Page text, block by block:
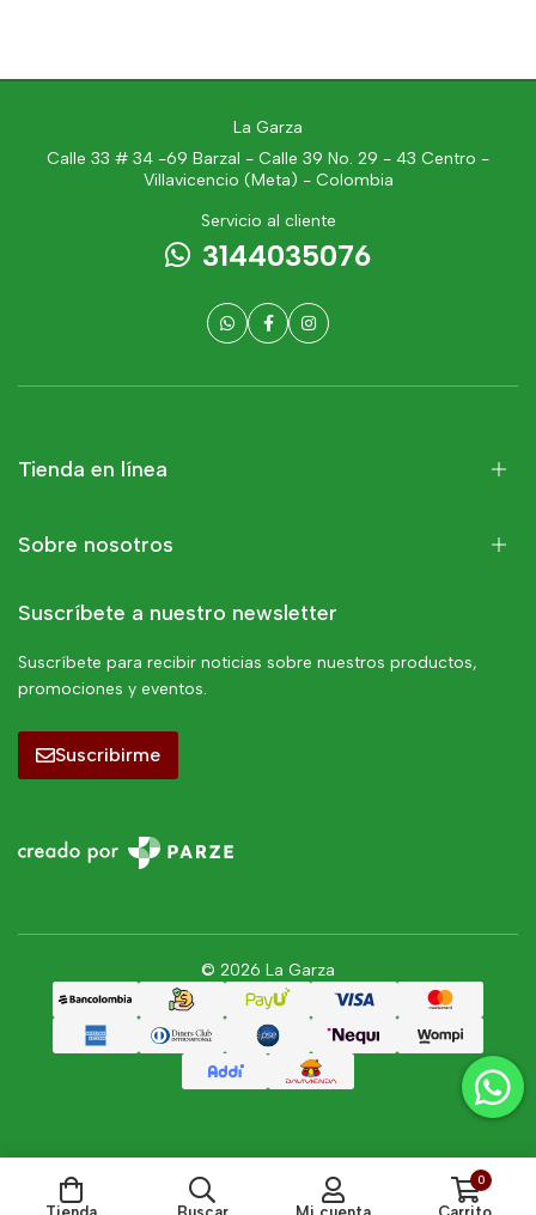
La Garza
Calle 33 # 34 -69 Barzal - Calle 39 No. 29 - 43 Centro -
Villavicencio (Meta) - Colombia
Servicio al cliente
3144035076
Tienda en línea
Sobre nosotros
Suscríbete a nuestro newsletter
Suscríbete para recibir noticias sobre nuestros productos,
promociones y eventos.
Suscribirme
© 2026 La Garza
Tienda Buscar Mi cuenta
0
Carrito